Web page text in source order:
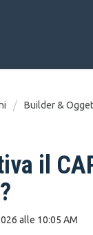
Builder &
il
alle 10:05 AM